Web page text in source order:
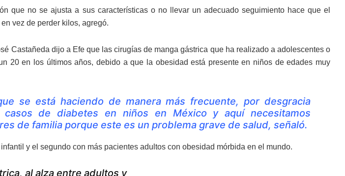
que no se ajusta a sus características o no llevar un adecuado seguimiento hace que el
vez de perder kilos, agregó.
Castañeda dijo a Efe que las cirugías de manga gástrica que ha realizado a adolescentes o
20 en los últimos años, debido a que la obesidad está presente en niños de edades muy
se está haciendo de manera más frecuente, por desgracia
casos de diabetes en niños en México y aquí necesitamos
de familia porque este es un problema grave de salud, señaló.
y el segundo con más pacientes adultos con obesidad mórbida en el mundo.
al alza entre adultos y